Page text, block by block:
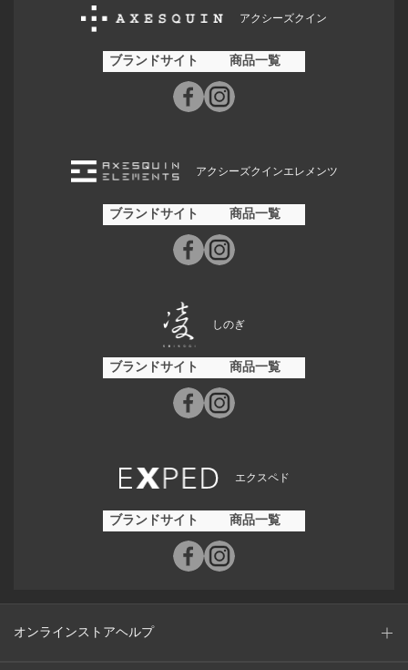
アクシーズクイン
ブランドサイト 商品一覧
アクシーズクインエレメンツ
ブランドサイト 商品一覧
しのぎ
ブランドサイト 商品一覧
エクスペド
ブランドサイト 商品一覧
オンラインストアヘルプ